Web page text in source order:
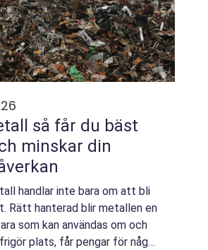
bäst
minskar din
handlar inte bara om att bli
Rätt hanterad blir metallen en
som kan användas om och
plats, får pengar för något